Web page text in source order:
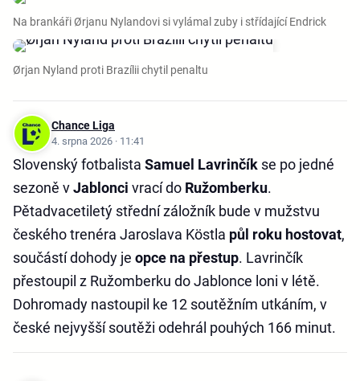
Na brankáři Ørjanu Nylandovi si vylámal zuby i střídající Endrick
Ørjan Nyland proti Brazílii chytil penaltu
Chance Liga
4. srpna 2026 · 11:41
Slovenský fotbalista Samuel Lavrinčík se po jedné
sezoně vJablonci vrací do Ružomberku.
Pětadvacetiletý střední záložník bude v mužstvu
českého trenéra Jaroslava Köstla půl roku hostovat,
součástí dohody je opce na přestup. Lavrinčík
přestoupil z Ružomberku do Jablonce loni v létě.
Dohromady nastoupil ke 12 soutěžním utkáním, v
české nejvyšší soutěži odehrál pouhých 166 minut.